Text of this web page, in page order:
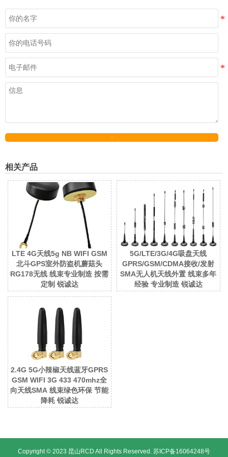
相关产品
LTE 4G天线5g NB WIFI GSM
北斗GPS室外防盗机蘑菇头
RG178无线 线束专业制造 按需
定制 锐诚达
5G/LTE/3G/4G吸盘天线
GPRS/GSM/CDMA接收/发射
SMA无人机天线外置 线束多年
经验 专业制造 锐诚达
2.4G 5G小辣椒天线蓝牙GPRS
GSM WIFI 3G 433 470mhz全
向天线SMA 线束绿色环保 节能
降耗 锐诚达
Copyright © 2023 昆山RCD All Rights Reserved. 苏ICP备16064248号